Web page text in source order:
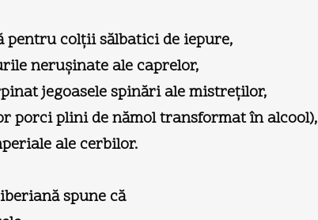
pentru colţii sălbatici de iepure,
neruşinate ale caprelor,
jegoasele spinări ale mistreţilor,
porci plini de nămol transformat în alcool),
ale cerbilor.
spune că